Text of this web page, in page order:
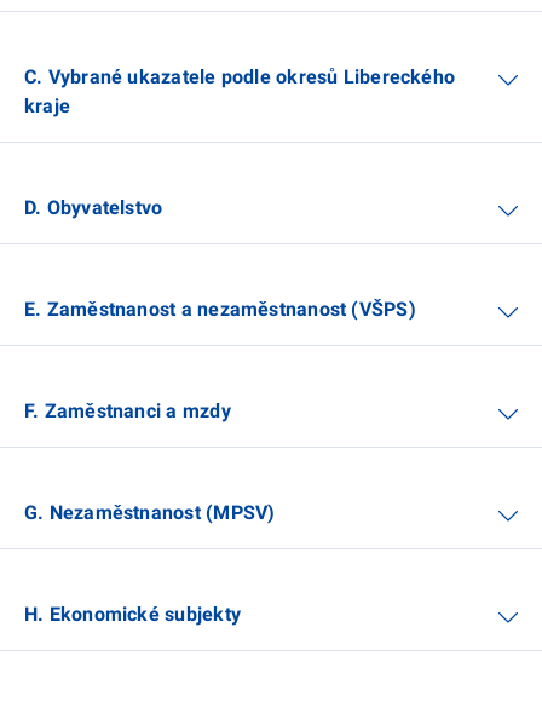
C. Vybrané ukazatele podle okresů Libereckého
kraje
D. Obyvatelstvo
E. Zaměstnanost a nezaměstnanost (VŠPS)
F. Zaměstnanci a mzdy
G. Nezaměstnanost (MPSV)
H. Ekonomické subjekty